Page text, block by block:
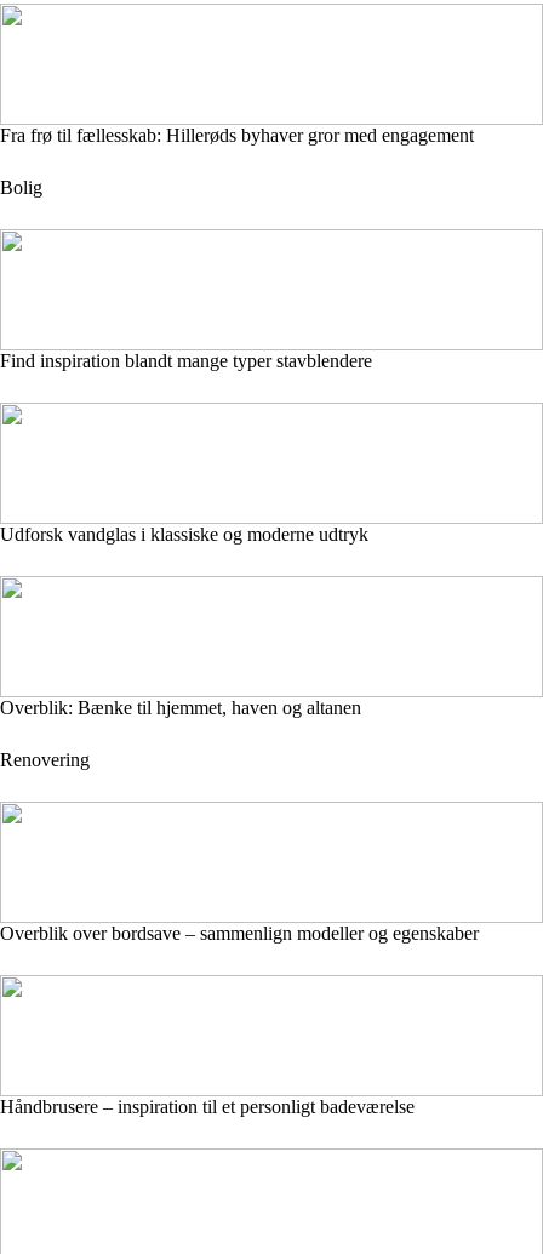
Fra frø til fællesskab: Hillerøds byhaver gror med engagement
Bolig
Find inspiration blandt mange typer stavblendere
Udforsk vandglas i klassiske og moderne udtryk
Overblik: Bænke til hjemmet, haven og altanen
Renovering
Overblik over bordsave – sammenlign modeller og egenskaber
Håndbrusere – inspiration til et personligt badeværelse